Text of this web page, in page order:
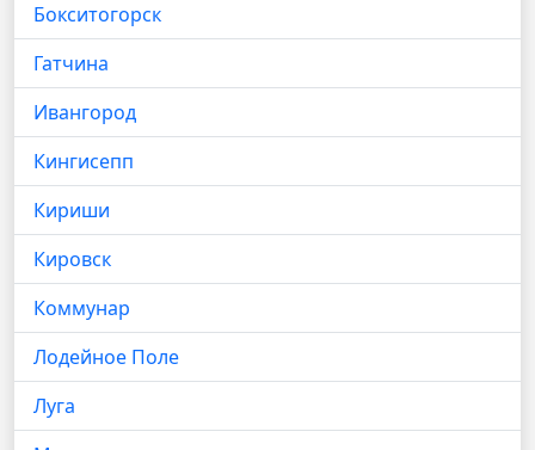
Бокситогорск
Гатчина
Ивангород
Кингисепп
Кириши
Кировск
Коммунар
Лодейное Поле
Луга